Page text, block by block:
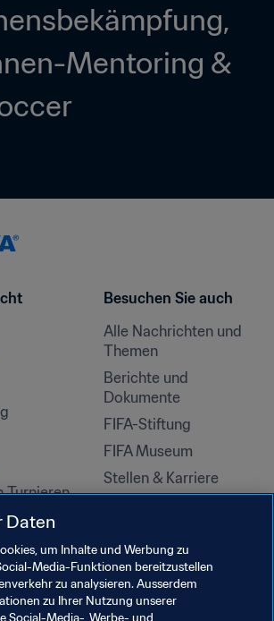
Mentoring &
Turnieren
und
Besuchen Sie auch
Alle Nachrichten und
Themen
Berichte und
Dokumente
FIFA-Stiftung
FIFA Museum
Stellen & Karriere
Daten
um Inhalte und Werbung zu
Media-Funktionen bereitzustellen
zu analysieren. Ausserdem
zu Ihrer Nutzung unserer
Social-Media-, Werbe- und